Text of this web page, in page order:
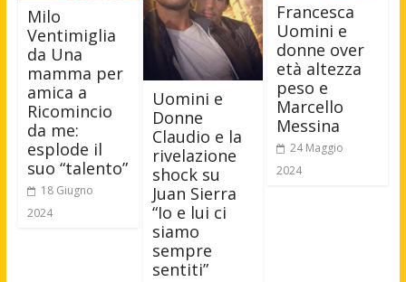
Milo
Ventimiglia
da Una
mamma per
amica a
Ricomincio
da me:
esplode il
suo “talento”
18 Giugno
2024
Uomini e
Donne
Claudio e la
rivelazione
shock su
Juan Sierra
“Io e lui ci
siamo
sempre
sentiti”
Francesca
Uomini e
donne over
età altezza
peso e
Marcello
Messina
24 Maggio
2024